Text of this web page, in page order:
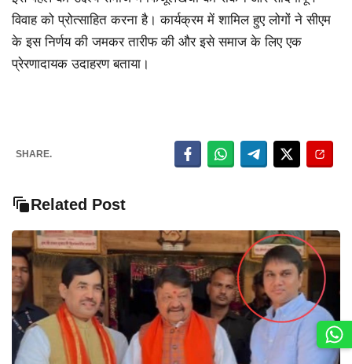
विवाह को प्रोत्साहित करना है। कार्यक्रम में शामिल हुए लोगों ने सीएम
के इस निर्णय की जमकर तारीफ की और इसे समाज के लिए एक
प्रेरणादायक उदाहरण बताया।
SHARE.
Related Post